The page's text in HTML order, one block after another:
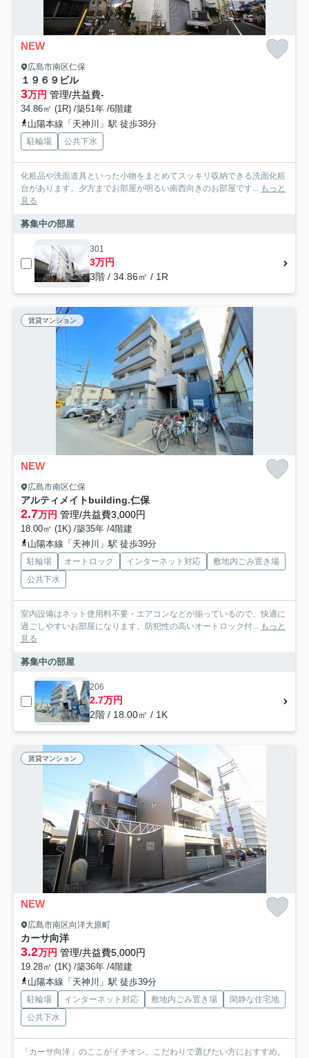
NEW
広島市南区仁保
１９６９ビル
3万円 管理/共益費-
34.86㎡ (1R) /築51年 /6階建
山陽本線「天神川」駅 徒歩38分
駐輪場 公共下水
化粧品や洗面道具といった小物をまとめてスッキリ収納できる洗面化粧
台があります。夕方までお部屋が明るい南西向きのお部屋です... もっと
見る
募集中の部屋
301
3万円
3階 / 34.86㎡ / 1R
賃貸マンション
NEW
広島市南区仁保
アルティメイトbuilding.仁保
2.7万円 管理/共益費3,000円
18.00㎡ (1K) /築35年 /4階建
山陽本線「天神川」駅 徒歩39分
駐輪場 オートロック インターネット対応
敷地内ごみ置き場
公共下水
室内設備はネット使用料不要・エアコンなどが揃っているので、快適に
過ごしやすいお部屋になります。防犯性の高いオートロック付... もっと
見る
募集中の部屋
206
2.7万円
2階 / 18.00㎡ / 1K
賃貸マンション
NEW
広島市南区向洋大原町
カーサ向洋
3.2万円 管理/共益費5,000円
19.28㎡ (1K) /築36年 /4階建
山陽本線「天神川」駅 徒歩39分
駐輪場 インターネット対応 敷地内ごみ置き場
閑静な住宅地
公共下水
「カーサ向洋」のここがイチオシ。こだわりで選びたい方におすすめ。